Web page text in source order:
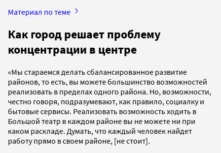
Материал по теме
Как город решает проблему
концентрации в центре
«Мы стараемся делать сбалансированное развитие
районов, то есть, вы можете большинство возможностей
реализовать в пределах одного района. Но, возможности,
честно говоря, подразумевают, как правило, социалку и
бытовые сервисы. Реализовать возможность ходить в
Большой театр в каждом районе вы не можете ни при
каком раскладе. Думать, что каждый человек найдет
работу прямо в своем районе, [не стоит].